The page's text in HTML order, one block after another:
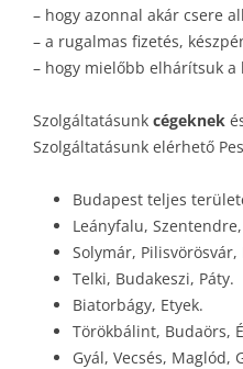
– hogy azonnal akár csere
– a rugalmas fizetés,
– hogy mielőbb elhárítsuk a
Szolgáltatásunk cégeknek
Szolgáltatásunk elérhető
Budapest teljes
Leányfalu,
Solymár, Pilisvörösvár,
Telki, Budakeszi, Páty.
Biatorbágy, Etyek.
Törökbálint, Budaörs,
Gyál, Vecsés, Maglód,